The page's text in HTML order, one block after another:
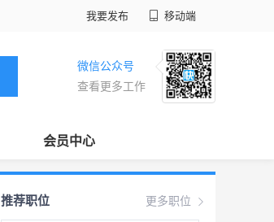
我要发布 移动端
微信公众号
查看更多工作
会员中心
更多职位
推荐职位